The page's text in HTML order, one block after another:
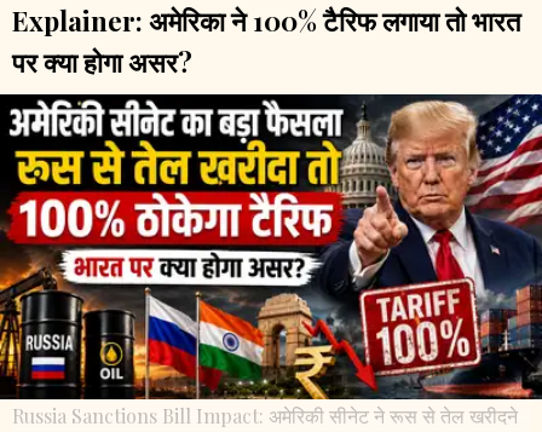
Explainer: अमेरिका ने 100% टैरिफ लगाया तो भारत
पर क्या होगा असर?
Russia Sanctions Bill Impact: अमेरिकी सीनेट ने रूस से तेल खरीदने